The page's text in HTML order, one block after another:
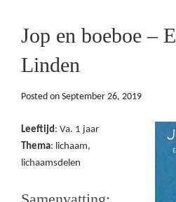
Jop en boeboe –
Linden
Posted on September 26, 2019
Leeftijd: Va. 1 jaar
Thema: lichaam,
lichaamsdelen